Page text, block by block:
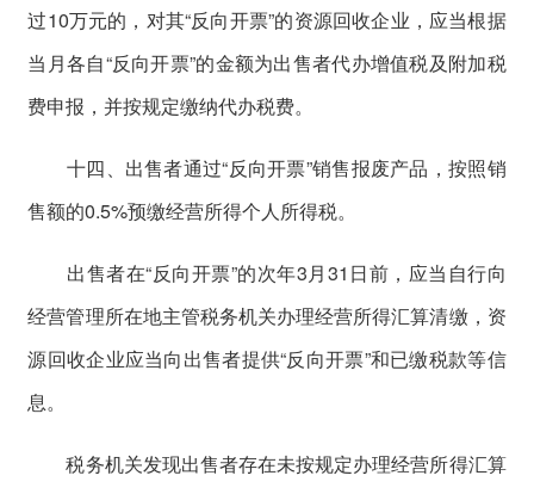
过10万元的，对其“反向开票”的资源回收企业，应当根据
当月各自“反向开票”的金额为出售者代办增值税及附加税
费申报，并按规定缴纳代办税费。
十四、出售者通过“反向开票”销售报废产品，按照销
售额的0.5%预缴经营所得个人所得税。
出售者在“反向开票”的次年3月31日前，应当自行向
经营管理所在地主管税务机关办理经营所得汇算清缴，资
源回收企业应当向出售者提供“反向开票”和已缴税款等信
息。
税务机关发现出售者存在未按规定办理经营所得汇算